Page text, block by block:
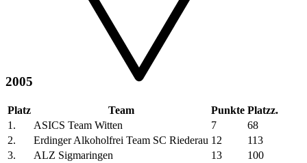
2005
Platz Team Punkte Platzz.
1.
ASICS Team Witten 7
68
2.
Erdinger Alkoholfrei Team SC Riederau 12
113
3.
ALZ Sigmaringen 13
100